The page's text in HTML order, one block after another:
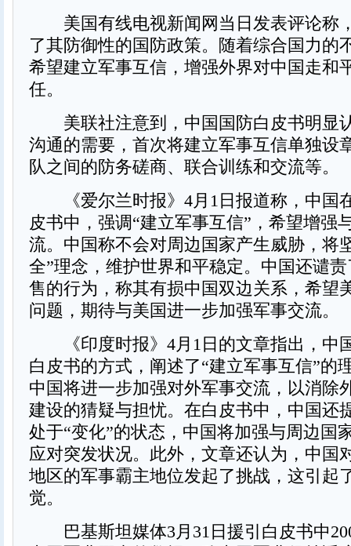
美国有线电视新闻网当日发表评论称
了其防御性的国防政策。随着综合国力的
希望建立军事互信，增强外界对中国走和
任。
美联社注意到，中国国防白皮书明显
沟通的需要，首次将建立军事互信单独设
队之间的防务磋商、联合训练和交流等。
《爱尔兰时报》4月1日报道称，中国
皮书中，强调“建立军事互信”，希望增强
流。中国称不会对周边国家产生威胁，将
全”理念，维护世界和平稳定。中国还谴
售的行为，称其有损中国双边关系，希望
问题，期待与美国进一步加强军事交流。
《印度时报》4月1日的文章指出，中
白皮书的方式，阐述了“建立军事互信”的
中国将进一步加强对外军事交流，以消除
建设的猜疑与担忧。在白皮书中，中国还
处于“变化”的状态，中国将加强与周边国
应对突发状况。此外，文章还认为，中国
地区的军事霸主地位发起了挑战，这引起
觉。
巴基斯坦媒体3月31日援引白皮书中